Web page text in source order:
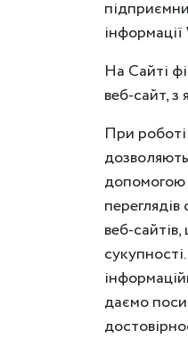
На Сайті
веб-сайт, з
При
допомогою
веб-
даємо